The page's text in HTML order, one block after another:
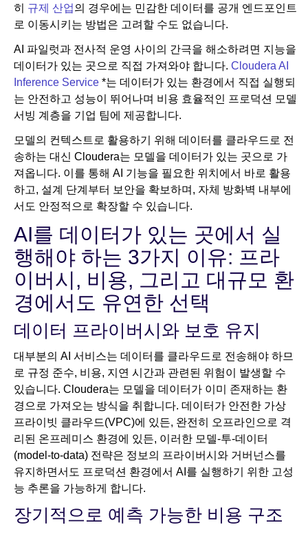
히 규제 산업의 경우에는 민감한 데이터를 공개 엔드포인트
로 이동시키는 방법은 고려할 수도 없습니다.
AI 파일럿과 전사적 운영 사이의 간극을 해소하려면 지능을
데이터가 있는 곳으로 직접 가져와야 합니다. Cloudera AI
Inference Service *는 데이터가 있는 환경에서 직접 실행되
는 안전하고 성능이 뛰어나며 비용 효율적인 프로덕션 모델
서빙 계층을 기업 팀에 제공합니다.
모델의 컨텍스트로 활용하기 위해 데이터를 클라우드로 전
송하는 대신 Cloudera는 모델을 데이터가 있는 곳으로 가
져옵니다. 이를 통해 AI 기능을 필요한 위치에서 바로 활용
하고, 설계 단계부터 보안을 확보하며, 자체 방화벽 내부에
서도 안정적으로 확장할 수 있습니다.
AI를 데이터가 있는 곳에서 실
행해야 하는 3가지 이유: 프라
이버시, 비용, 그리고 대규모 환
경에서도 유연한 선택
데이터 프라이버시와 보호 유지
대부분의 AI 서비스는 데이터를 클라우드로 전송해야 하므
로 규정 준수, 비용, 지연 시간과 관련된 위험이 발생할 수
있습니다. Cloudera는 모델을 데이터가 이미 존재하는 환
경으로 가져오는 방식을 취합니다. 데이터가 안전한 가상
프라이빗 클라우드(VPC)에 있든, 완전히 오프라인으로 격
리된 온프레미스 환경에 있든, 이러한 모델-투-데이터
(model-to-data) 전략은 정보의 프라이버시와 거버넌스를
유지하면서도 프로덕션 환경에서 AI를 실행하기 위한 고성
능 추론을 가능하게 합니다.
장기적으로 예측 가능한 비용 구조